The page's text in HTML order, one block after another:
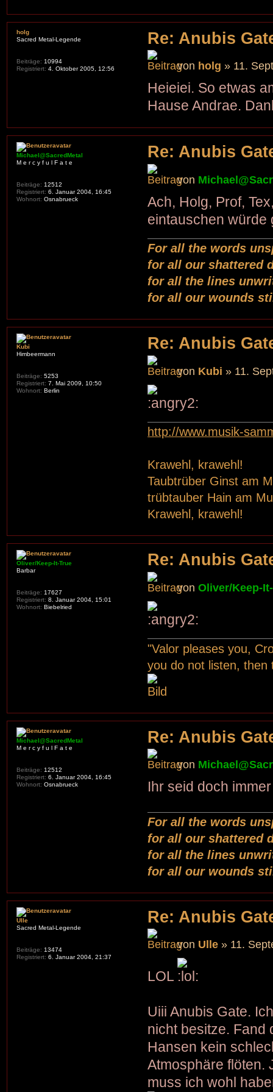
Re: Anubis
von holg » 11.
Heieiei. So etwas
Hause Andrae.
holg
Sacred Metal-Legende
Beiträge: 10994
Registriert: 4. Oktober 2005, 12:56
Re: Anubis
von
Ach, Holg, Prof,
eintauschen würde
For all the words
for all our shattered
for all the lines
for all our wounds
Michael@SacredMetal
M e r c y f u l F a t e
Beiträge: 12512
Registriert: 6. Januar 2004, 16:45
Wohnort: Osnabrueck
Re: Anubis
von Kubi » 11.
http://www.musik-
Krawehl, krawehl!
Taubtrüber Ginst am
trübtauber Hain am
Krawehl, krawehl!
Kubi
Himbeermann
Beiträge: 5253
Registriert: 7. Mai 2009, 10:50
Wohnort: Berlin
Re: Anubis
vonOliver/Keep-
"Valor pleases you,
you do not listen, then
Oliver/Keep-It-True
Barbar
Beiträge: 17627
Registriert: 8. Januar 2004, 15:01
Wohnort: Biebelried
Re: Anubis
von
Ihr seid doch
For all the words
for all our shattered
for all the lines
for all our wounds
Michael@SacredMetal
M e r c y f u l F a t e
Beiträge: 12512
Registriert: 6. Januar 2004, 16:45
Wohnort: Osnabrueck
Re: Anubis
von Ulle » 11.
LOL
Uiii Anubis Gate.
nicht besitze. Fand
Hansen kein
Atmosphäre flöten.
muss ich wohl
Ulle
Sacred Metal-Legende
Beiträge: 13474
Registriert: 6. Januar 2004, 21:37